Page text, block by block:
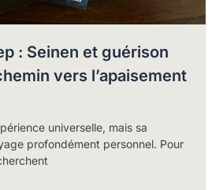
: Seinen et guérison
vers l’apaisement
universelle, mais sa
profondément personnel. Pour